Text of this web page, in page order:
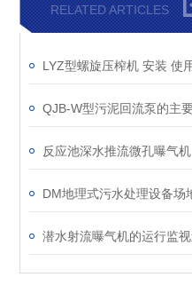
RELATED ARTICLES
反应池深水推流微孔曝气机